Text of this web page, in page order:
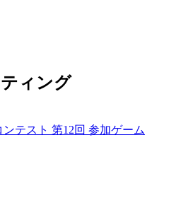
ィング
テスト 第12回 参加ゲーム